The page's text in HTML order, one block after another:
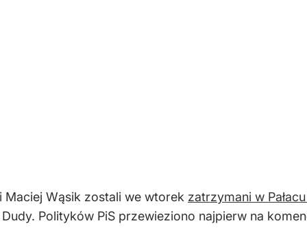
Maciej Wąsik zostali we wtorek zatrzymani w
Polityków PiS przewieziono najpierw na